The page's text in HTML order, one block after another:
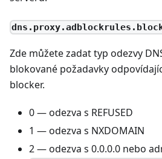
Zde můžete zadat typ odezvy
blokované požadavky
blocker.
0 — odezva s REFUSED
1 — odezva s NXDOMAIN
2 — odezva s 0.0.0.0 nebo